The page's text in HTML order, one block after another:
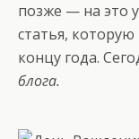
позже — на это
статья,
концу года.
блога.